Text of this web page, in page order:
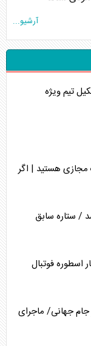
آرشیو...
تیم ویژه
مجازی هستید | اگر
/ ستاره سابق
۳۰ ساله در کنار اسطوره فوتبال
جام جهانی/ ماجرای